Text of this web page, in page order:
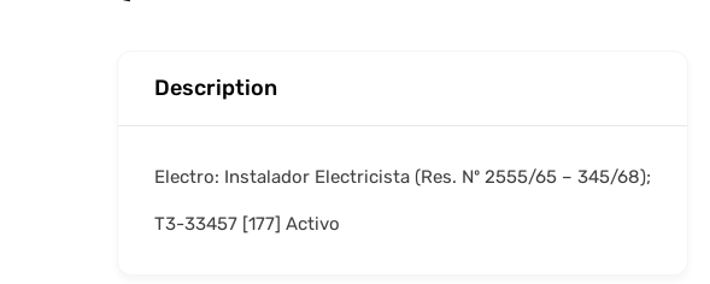
Description
Electro: Instalador Electricista (Res. Nº 2555/65 – 345/68);
T3-33457 [177] Activo